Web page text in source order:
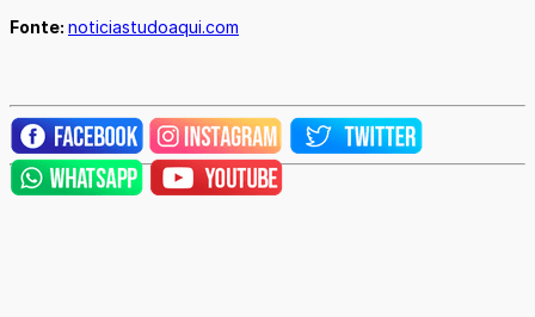
Fonte: noticiastudoaqui.com